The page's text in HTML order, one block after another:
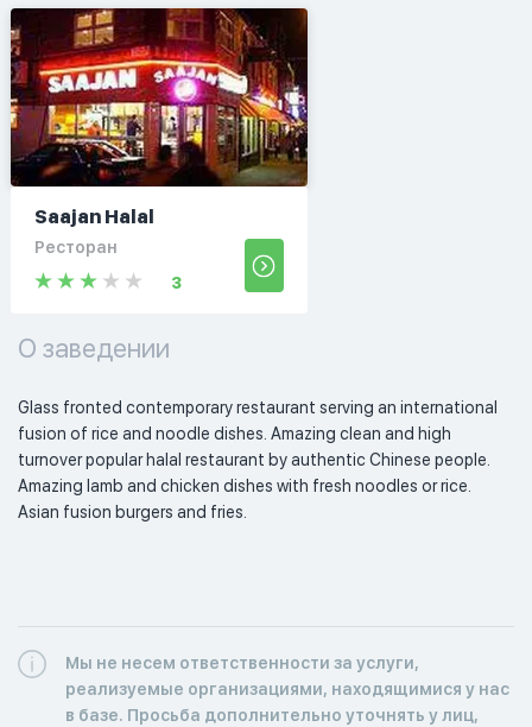
Saajan Halal
Ресторан
3
О заведении
Glass fronted contemporary restaurant serving an international
fusion of rice and noodle dishes. Amazing clean and high
turnover popular halal restaurant by authentic Chinese people.
Amazing lamb and chicken dishes with fresh noodles or rice.
Asian fusion burgers and fries.
Мы не несем ответственности за услуги,
реализуемые организациями, находящимися у нас
в базе. Просьба дополнительно уточнять у лиц,